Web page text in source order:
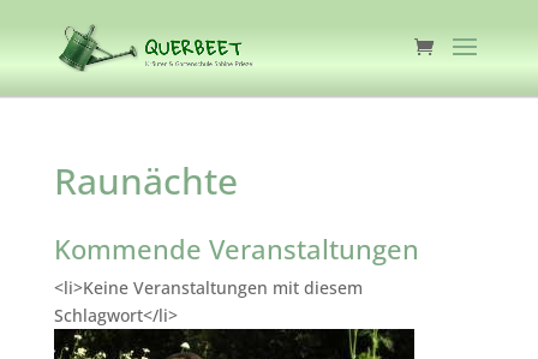
Raunächte
Kommende Veranstaltungen
<li>Keine Veranstaltungen mit diesem
Schlagwort</li>